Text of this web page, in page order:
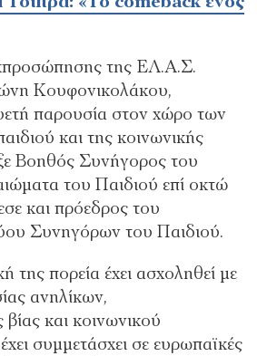
της ΕΛ.Α.Σ.
Κουφονικολάκου,
παρουσία στον χώρο των
και της κοινωνικής
Βοηθός Συνήγορος του
του Παιδιού επί οκτώ
και πρόεδρος του
Συνηγόρων του Παιδιού.
της πορεία έχει ασχοληθεί με
ανηλίκων,
βίας και κοινωνικού
συμμετάσχει σε ευρωπαϊκές